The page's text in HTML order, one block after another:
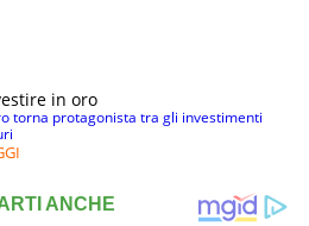
in oro
torna protagonista tra gli investimenti